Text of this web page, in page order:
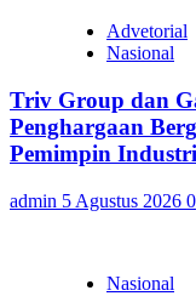
Advetorial
Nasional
Triv Group dan
Penghargaan
Pemimpin
admin 5 Agustus 2026 0
Nasional